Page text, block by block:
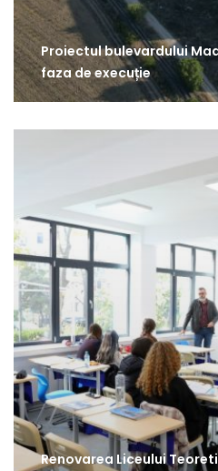
Proiectul bulevardului
faza de execuție
Renovarea Liceului